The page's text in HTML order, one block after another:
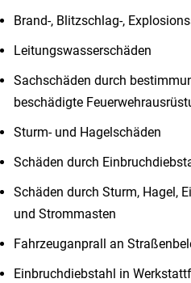
Brand-, Blitzschlag-,
Leitungswasserschäden
Sachschäden durch
beschädigte
Sturm- und Hagelschäden
Schäden durch
Schäden durch Sturm, Hagel,
und Strommasten
Fahrzeuganprall an
Einbruchdiebstahl in